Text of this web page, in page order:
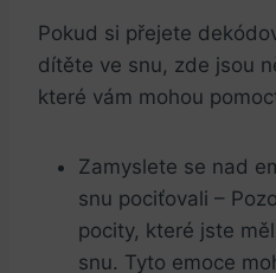
Pokud si⁤ přejete
dítěte ve snu, zde ‍jsou
které vám mohou
Zamyslete se ⁣nad​
snu⁤ pociťovali –
pocity, ⁢které ‍jste⁣
snu. Tyto emoce